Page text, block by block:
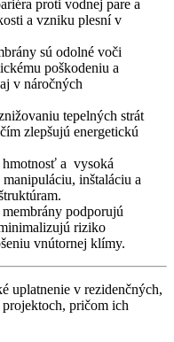
proti vodnej pare a
a vzniku plesní v
sú odolné voči
poškodeniu a
v náročných
tepelných strát
zlepšujú energetickú
hmotnosť a vysoká
inštaláciu a
podporujú
riziko
vnútornej klímy.
uplatnenie v rezidenčných,
pričom ich